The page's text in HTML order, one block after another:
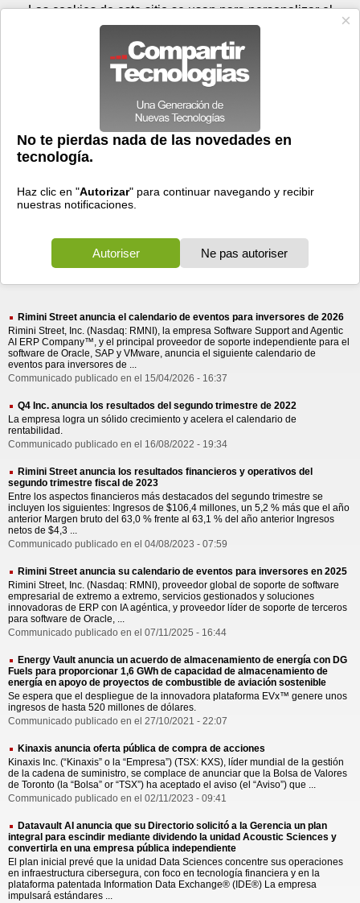
Prensa Videos
> anuncia calendario eventos
anuncia calendario eventos
37 resultados Ordenar por fecha-Ordenar por pertinencia
Rimini Street anuncia el calendario de eventos para inversores de 2026
Rimini Street, Inc. (Nasdaq: RMNI), la empresa Software Support and Agentic
AI ERP Company™, y el principal proveedor de soporte independiente para el
software de Oracle, SAP y VMware, anuncia el siguiente calendario de
eventos para inversores de ...
Communicado publicado en el 15/04/2026 - 16:37
Q4 Inc. anuncia los resultados del segundo trimestre de 2022
La empresa logra un sólido crecimiento y acelera el calendario de
rentabilidad.
Communicado publicado en el 16/08/2022 - 19:34
Rimini Street anuncia los resultados financieros y operativos del
segundo trimestre fiscal de 2023
Entre los aspectos financieros más destacados del segundo trimestre se
incluyen los siguientes: Ingresos de $106,4 millones, un 5,2 % más que el año
anterior Margen bruto del 63,0 % frente al 63,1 % del año anterior Ingresos
netos de $4,3 ...
Communicado publicado en el 04/08/2023 - 07:59
Rimini Street anuncia su calendario de eventos para inversores en 2025
Rimini Street, Inc. (Nasdaq: RMNI), proveedor global de soporte de software
empresarial de extremo a extremo, servicios gestionados y soluciones
innovadoras de ERP con IA agéntica, y proveedor líder de soporte de terceros
para software de Oracle, ...
Communicado publicado en el 07/11/2025 - 16:44
Energy Vault anuncia un acuerdo de almacenamiento de energía con DG
Fuels para proporcionar 1,6 GWh de capacidad de almacenamiento de
energía en apoyo de proyectos de combustible de aviación sostenible
Se espera que el despliegue de la innovadora plataforma EVx™ genere unos
ingresos de hasta 520 millones de dólares.
Communicado publicado en el 27/10/2021 - 22:07
Kinaxis anuncia oferta pública de compra de acciones
Kinaxis Inc. (“Kinaxis” o la “Empresa”) (TSX: KXS), líder mundial de la gestión
de la cadena de suministro, se complace de anunciar que la Bolsa de Valores
de Toronto (la “Bolsa” or “TSX”) ha aceptado el aviso (el “Aviso”) que ...
Communicado publicado en el 02/11/2023 - 09:41
Datavault AI anuncia que su Directorio solicitó a la Gerencia un plan
integral para escindir mediante dividendo la unidad Acoustic Sciences y
convertirla en una empresa pública independiente
El plan inicial prevé que la unidad Data Sciences concentre sus operaciones
en infraestructura cibersegura, con foco en tecnología financiera y en la
plataforma patentada Information Data Exchange® (IDE®) La empresa
impulsará estándares ...
Sábado 08 de agosto - 00:45 Registrar Conectar
Las cookies de este sitio se usan para personalizar el
contenido y los anuncios, para ofrecer funciones de medios
sociales y para analizar el tráfico. Además, compartimos
información sobre el uso que haga del sitio web con nuestros
partners de medios sociales, de publicidad y de análisis
web.
OK